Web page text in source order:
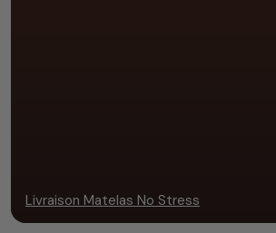
Livraison Matelas No Stress